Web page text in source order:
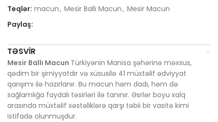
Teqlər: macun, Mesir Ballı Macun, Mesir Macun
Paylaş:
TƏSVIR
Mesir Ballı Macun Türkiyənin Manisa şəhərinə məxsus,
qədim bir şirniyyatdır və xüsusilə 41 müxtəlif ədviyyat
qarışımı ilə hazırlanır. Bu macun həm dadı, həm də
sağlamlığa faydalı təsirləri ilə tanınır. Əsrlər boyu xalq
arasında müxtəlif xəstəliklərə qarşı təbii bir vasitə kimi
istifadə olunmuşdur.